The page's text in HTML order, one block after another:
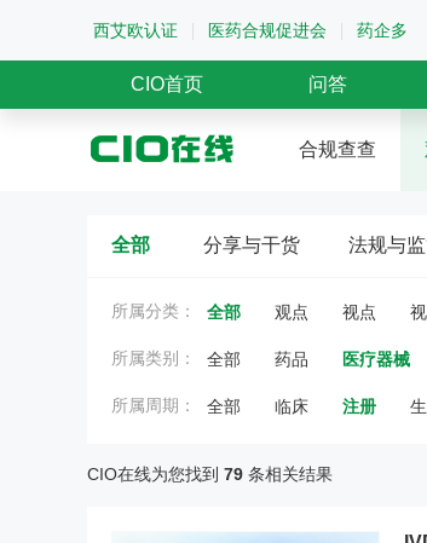
西艾欧认证 医药合规促进会 药企多
CIO首页 问答
合规查查
全部 分享与干货 法规与
所属分类： 全部 观点 视点
所属类别： 全部 药品 医疗器械
所属周期： 全部 临床 注册
CIO在线为您找到 79 条相关结果